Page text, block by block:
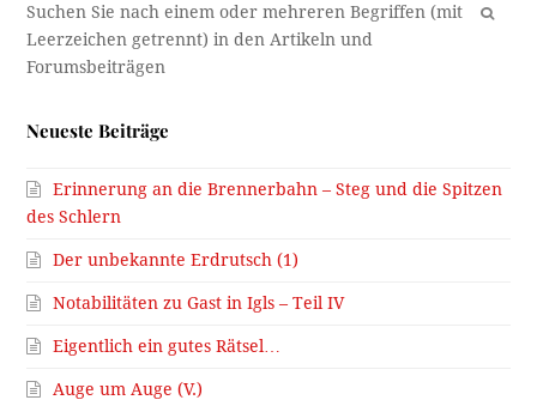
OK
Neueste Beiträge
Erinnerung an die Brennerbahn – Steg und die Spitzen
des Schlern
Der unbekannte Erdrutsch (1)
Notabilitäten zu Gast in Igls – Teil IV
Eigentlich ein gutes Rätsel…
Auge um Auge (V.)